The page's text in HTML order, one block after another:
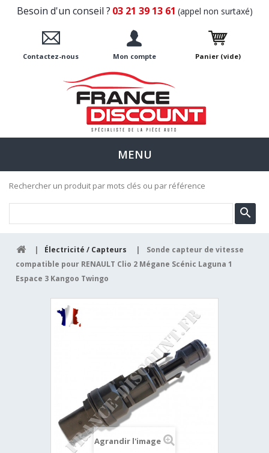
Besoin d'un conseil ? 03 21 39 13 61 (appel non surtaxé)
Contactez-nous Mon compte Panier (vide)
MENU
Rechercher un produit par mots clés ou par référence
| Électricité / Capteurs |
Sonde capteur de vitesse
compatible pour RENAULT Clio 2 Mégane Scénic Laguna 1
Espace 3 Kangoo Twingo
Agrandir l'image